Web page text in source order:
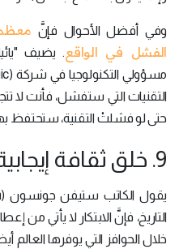
وفي أفضل الأحوال فإنَّ
الفشل في الواقع
التقنيات التي ستفشل، فأنت لا
حتى لو فشلتْ التقنية، ستحتفظ
9. خلق ثقافة إيجابية في الشركة:
التاريخ، فإنَّ الابتكار لا يأتي
خلال الحوافز التي يوفرها العالم